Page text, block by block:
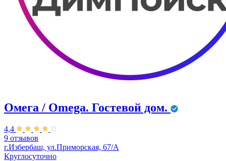
Омега / Omega. Гостевой дом.
4,4
9 отзывов
г.Избербаш, ул.Приморская, 67/А
Круглосуточно